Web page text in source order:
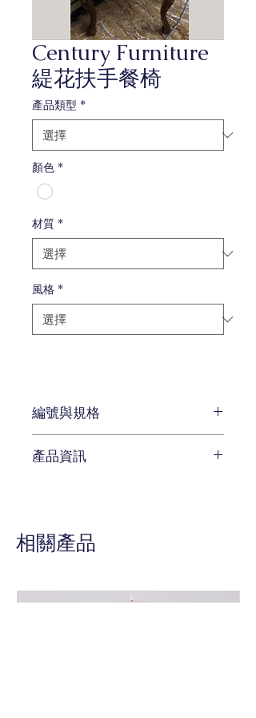
Century Furniture
緹花扶手餐椅
產品類型 *
顏色 *
材質 *
風格 *
編號與規格
編號 801-241
產品資訊
相關產品